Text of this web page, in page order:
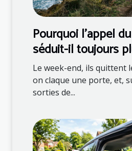
Pourquoi l’appel
séduit-il toujours
?
Le week-end, ils quittent
on claque une porte, et,
sorties de...